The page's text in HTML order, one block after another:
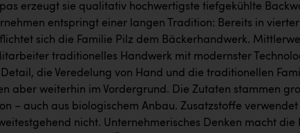
erzeugt sie qualitativ hochwertigste tiefgekühlte
entspringt einer langen Tradition: Bereits in
sich die Familie Pilz dem Bäckerhandwerk.
traditionelles Handwerk mit modernster
die Veredelung von Hand und die traditionellen
aber weiterhin im Vordergrund. Die Zutaten stammen
– auch aus biologischem Anbau. Zusatzstoffe
nicht. Unternehmerisches Denken macht die